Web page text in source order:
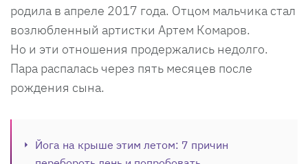
родила в апреле 2017 года. Отцом мальчика стал
возлюбленный артистки Артем Комаров.
Но и эти отношения продержались недолго.
Пара распалась через пять месяцев после
рождения сына.
Йога на крыше этим летом: 7 причин